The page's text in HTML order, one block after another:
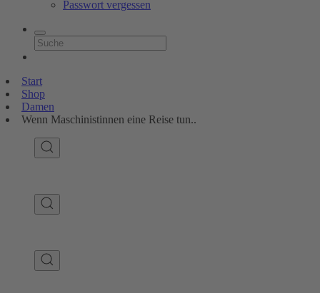
Passwort vergessen
Start
Shop
Damen
Wenn Maschinistinnen eine Reise tun..